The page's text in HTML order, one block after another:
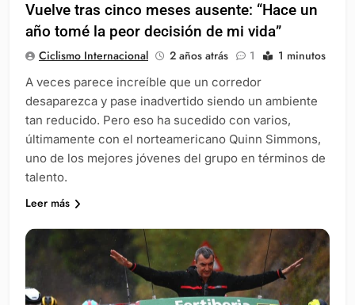
Vuelve tras cinco meses ausente: “Hace un
año tomé la peor decisión de mi vida”
Ciclismo Internacional 2 años atrás 1 1 minutos
A veces parece increíble que un corredor
desaparezca y pase inadvertido siendo un ambiente
tan reducido. Pero eso ha sucedido con varios,
últimamente con el norteamericano Quinn Simmons,
uno de los mejores jóvenes del grupo en términos de
talento.
Leer más